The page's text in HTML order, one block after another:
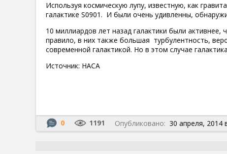
Используя космическую лупу, известную, как
галактике S0901. И были очень удивленны,
10 миллиардов лет назад галактики были
правило, в них также большая турбулентность,
современной галактикой. Но в этом случае
Источник: НАСА
0 1191 Опубликовано: 30 апреля, 2014